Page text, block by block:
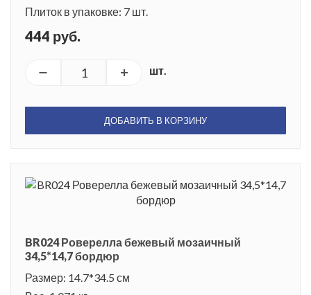
Плиток в упаковке: 7 шт.
444 руб.
шт.
ДОБАВИТЬ В КОРЗИНУ
BR024 Роверелла бежевый мозаичный
34,5*14,7 бордюр
Размер: 14.7*34.5 см